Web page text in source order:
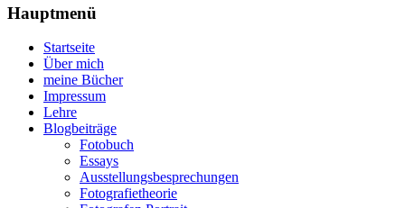
Hauptmenü
Startseite
Über mich
meine Bücher
Impressum
Lehre
Blogbeiträge
Fotobuch
Essays
Ausstellungsbesprechungen
Fotografietheorie